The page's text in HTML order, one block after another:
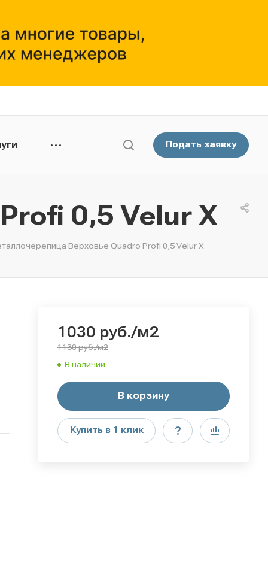
Подать заявку
0,5 Velur X
Верховье Quadro Profi 0,5 Velur X
1030 руб./м2
1130 руб./м2
В наличии
В корзину
Купить в 1 клик